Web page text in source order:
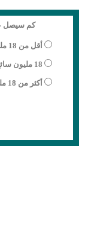
كم سيصل
أقل من 18 مليون سائح
18 مليون سائح
أكثر من 18 مليون سائح